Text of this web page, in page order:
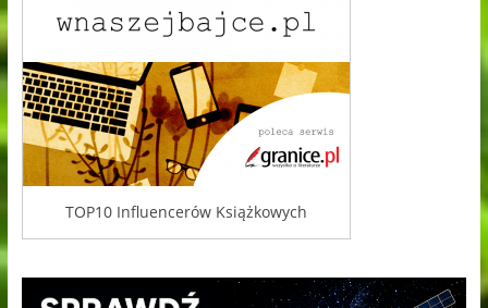
TOP10 Influencerów Książkowych